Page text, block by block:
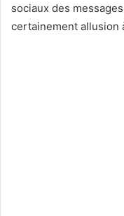
sociaux des
certainement allusion